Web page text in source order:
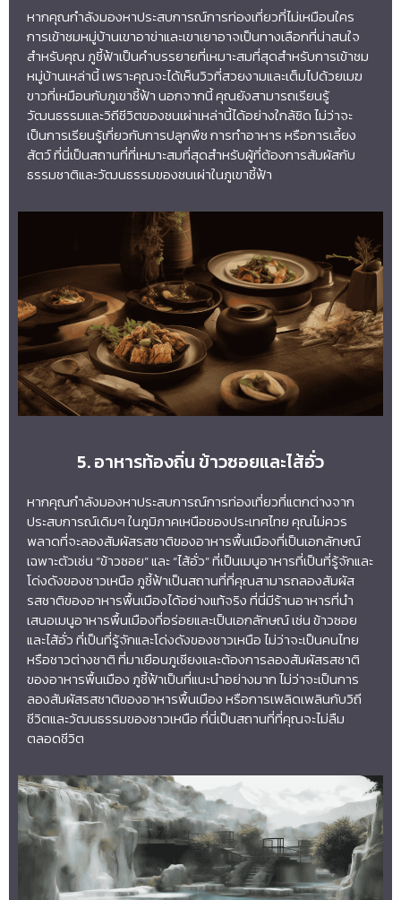
หากคุณกำลังมองหาประสบการณ์การท่องเที่ยวที่ไม่เหมือนใคร
การเข้าชมหมู่บ้านเขาอาข่าและเขาเยาอาจเป็นทางเลือกที่น่าสนใจ
สำหรับคุณ ภูชี้ฟ้าเป็นคำบรรยายที่เหมาะสมที่สุดสำหรับการเข้าชม
หมู่บ้านเหล่านี้ เพราะคุณจะได้เห็นวิวที่สวยงามและเต็มไปด้วยเมฆ
ขาวที่เหมือนกับภูเขาชี้ฟ้า นอกจากนี้ คุณยังสามารถเรียนรู้
วัฒนธรรมและวิถีชีวิตของชนเผ่าเหล่านี้ได้อย่างใกล้ชิด ไม่ว่าจะ
เป็นการเรียนรู้เกี่ยวกับการปลูกพืช การทำอาหาร หรือการเลี้ยง
สัตว์ ที่นี่เป็นสถานที่ที่เหมาะสมที่สุดสำหรับผู้ที่ต้องการสัมผัสกับ
ธรรมชาติและวัฒนธรรมของชนเผ่าในภูเขาชี้ฟ้า
5. อาหารท้องถิ่น ข้าวซอยและไส้อั่ว
หากคุณกำลังมองหาประสบการณ์การท่องเที่ยวที่แตกต่างจาก
ประสบการณ์เดิมๆ ในภูมิภาคเหนือของประเทศไทย คุณไม่ควร
พลาดที่จะลองสัมผัสรสชาติของอาหารพื้นเมืองที่เป็นเอกลักษณ์
เฉพาะตัวเช่น “ข้าวซอย” และ “ไส้อั่ว” ที่เป็นเมนูอาหารที่เป็นที่รู้จักและ
โด่งดังของชาวเหนือ ภูชี้ฟ้าเป็นสถานที่ที่คุณสามารถลองสัมผัส
รสชาติของอาหารพื้นเมืองได้อย่างแท้จริง ที่นี่มีร้านอาหารที่นำ
เสนอเมนูอาหารพื้นเมืองที่อร่อยและเป็นเอกลักษณ์ เช่น ข้าวซอย
และไส้อั่ว ที่เป็นที่รู้จักและโด่งดังของชาวเหนือ ไม่ว่าจะเป็นคนไทย
หรือชาวต่างชาติ ที่มาเยือนภูเชียงและต้องการลองสัมผัสรสชาติ
ของอาหารพื้นเมือง ภูชี้ฟ้าเป็นที่แนะนำอย่างมาก ไม่ว่าจะเป็นการ
ลองสัมผัสรสชาติของอาหารพื้นเมือง หรือการเพลิดเพลินกับวิถี
ชีวิตและวัฒนธรรมของชาวเหนือ ที่นี่เป็นสถานที่ที่คุณจะไม่ลืม
ตลอดชีวิต